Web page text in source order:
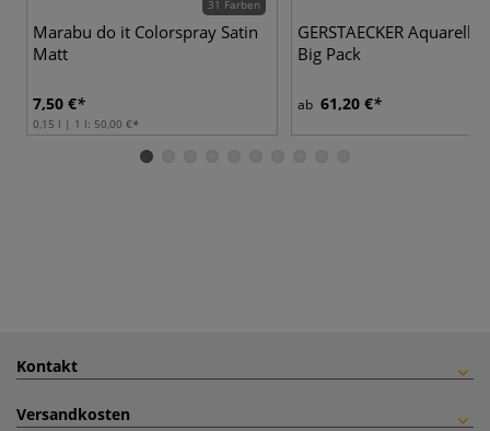
31 Farben
Marabu do it Colorspray Satin
Matt
7,50 €
0,15 l | 1 l: 50,00 €
GERSTAECKER
Big Pack
ab 61,20 €
Kontakt
Versandkosten